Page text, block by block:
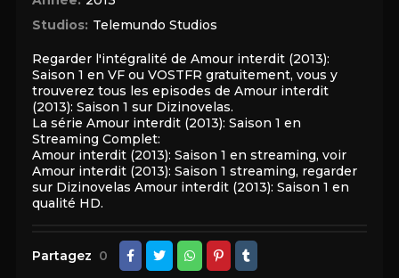
Studios: Telemundo Studios
Regarder l'intégralité de Amour interdit (2013):
Saison 1 en VF ou VOSTFR gratuitement, vous y
trouverez tous les episodes de Amour interdit
(2013): Saison 1 sur Dizinovelas.
La série Amour interdit (2013): Saison 1 en
Streaming Complet:
Amour interdit (2013): Saison 1 en streaming, voir
Amour interdit (2013): Saison 1 streaming, regarder
sur Dizinovelas Amour interdit (2013): Saison 1 en
qualité HD.
Partagez 0